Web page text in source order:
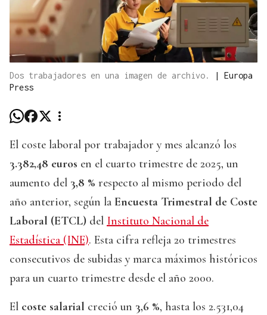
Dos trabajadores en una imagen de archivo. | Europa
Press
El coste laboral por trabajador y mes alcanzó los
3.382,48 euros en el cuarto trimestre de 2025, un
aumento del 3,8 % respecto al mismo periodo del
año anterior, según la Encuesta Trimestral de Coste
Laboral (ETCL) del Instituto Nacional de
Estadística (INE). Esta cifra refleja 20 trimestres
consecutivos de subidas y marca máximos históricos
para un cuarto trimestre desde el año 2000.
El coste salarial creció un 3,6 %, hasta los 2.531,04